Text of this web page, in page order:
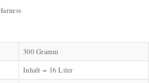
300 Gramm
Inhalt = 16 Liter